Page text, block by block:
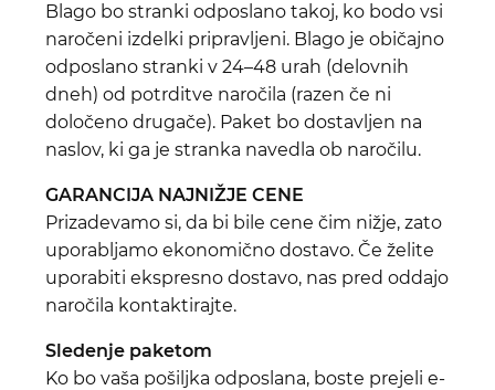
Blago bo stranki odposlano takoj, ko bodo vsi
naročeni izdelki pripravljeni. Blago je običajno
odposlano stranki v 24–48 urah (delovnih
dneh) od potrditve naročila (razen če ni
določeno drugače). Paket bo dostavljen na
naslov, ki ga je stranka navedla ob naročilu.
GARANCIJA NAJNIŽJE CENE
Prizadevamo si, da bi bile cene čim nižje, zato
uporabljamo ekonomično dostavo. Če želite
uporabiti ekspresno dostavo, nas pred oddajo
naročila kontaktirajte.
Sledenje paketom
Ko bo vaša pošiljka odposlana, boste prejeli e-